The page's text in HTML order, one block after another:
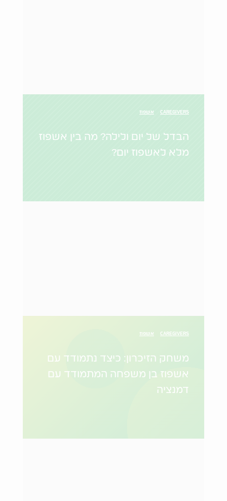
CAREGIVERS אשפוז
הבדל של יום ולילה? מה בין אשפוז
מלא לאשפוז יום?
CAREGIVERS אשפוז
משחק הזיכרון: כיצד נתמודד עם
אשפוז בן משפחה המתמודד עם
דמנציה